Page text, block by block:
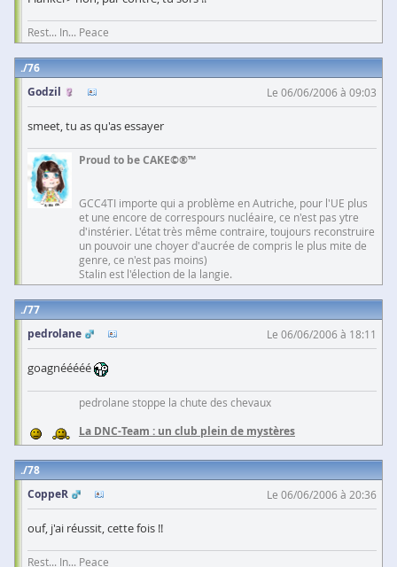
Rest... In... Peace
76
Godzil
Le 06/06/2006 à 09:03
smeet, tu as qu'as essayer
Proud to be CAKE©®™
GCC4TI importe qui a problème en Autriche, pour l'UE plus
et une encore de correspours nucléaire, ce n'est pas ytre
d'instérier. L'état très même contraire, toujours reconstruire
un pouvoir une choyer d'aucrée de compris le plus mite de
genre, ce n'est pas moins)
Stalin est l'élection de la langie.
77
pedrolane
Le 06/06/2006 à 18:11
goagnééééé
pedrolane stoppe la chute des chevaux
La DNC-Team : un club plein de mystères
78
CoppeR
Le 06/06/2006 à 20:36
ouf, j'ai réussit, cette fois !!
Rest... In... Peace